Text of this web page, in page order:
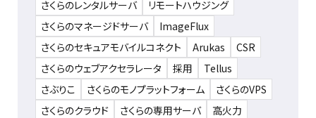
さくらのレンタルサーバ
リモートハウジング
さくらのマネージドサーバ
ImageFlux
さくらのセキュアモバイルコネクト
Arukas
CSR
さくらのウェブアクセラレータ
採用
Tellus
さぶりこ
さくらのモノプラットフォーム
さくらのVPS
さくらのクラウド
さくらの専用サーバ
高火力